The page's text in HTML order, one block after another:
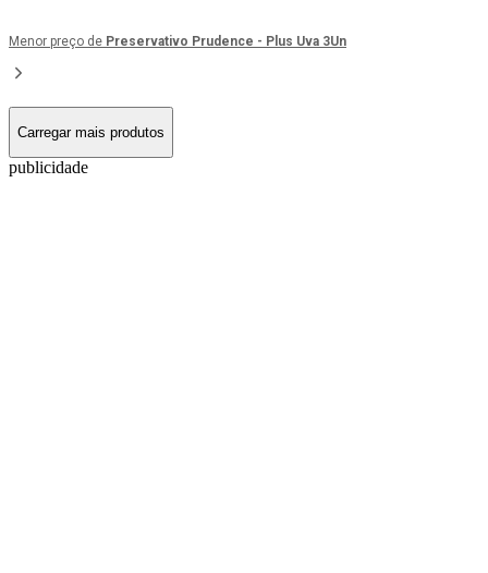
Menor preço de Preservativo Prudence - Plus Uva 3Un
Carregar mais produtos
publicidade